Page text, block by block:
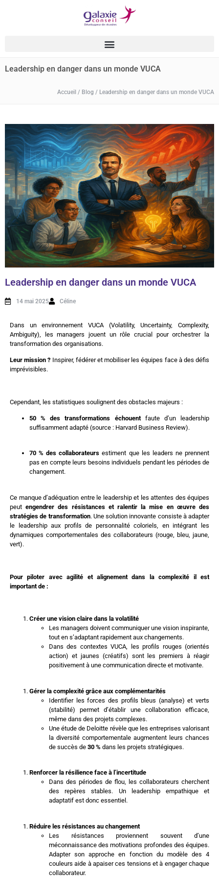
Leadership en danger dans un monde VUCA
Accueil / Blog / Leadership en danger dans un monde VUCA
Leadership en danger dans un monde VUCA
14 mai 2025 Céline
Dans un environnement VUCA (Volatility, Uncertainty, Complexity,
Ambiguity), les managers jouent un rôle crucial pour orchestrer la
transformation des organisations.
Leur mission ? Inspirer, fédérer et mobiliser les équipes face à des défis
imprévisibles.
Cependant, les statistiques soulignent des obstacles majeurs :
50 % des transformations échouentfaute d’un leadership
suffisamment adapté (source : Harvard Business Review).
70 % des collaborateurs estiment que les leaders ne prennent
pas en compte leurs besoins individuels pendant les périodes de
changement.
Ce manque d’adéquation entre le leadership et les attentes des équipes
peutengendrer des résistances et ralentir la mise en œuvre des
stratégies de transformation. Une solution innovante consiste à adapter
le leadership aux profils de personnalité coloriels, en intégrant les
dynamiques comportementales des collaborateurs (rouge, bleu, jaune,
vert).
Pour piloter avec agilité et alignement dans la complexité il est
important de :
Créer une vision claire dans la volatilité
Les managers doivent communiquer une vision inspirante,
tout en s’adaptant rapidement aux changements.
Dans des contextes VUCA, les profils rouges (orientés
action) et jaunes (créatifs) sont les premiers à réagir
positivement à une communication directe et motivante.
Gérer la complexité grâce aux complémentarités
Identifier les forces des profils bleus (analyse) et verts
(stabilité) permet d’établir une collaboration efficace,
même dans des projets complexes.
Une étude de Deloitte révèle que les entreprises valorisant
la diversité comportementale augmentent leurs chances
de succès de 30 % dans les projets stratégiques.
Renforcer la résilience face à l’incertitude
Dans des périodes de flou, les collaborateurs cherchent
des repères stables. Un leadership empathique et
adaptatif est donc essentiel.
Réduire les résistances au changement
Les résistances proviennent souvent d’une
méconnaissance des motivations profondes des équipes.
Adapter son approche en fonction du modèle des 4
couleurs aide à apaiser ces tensions et à engager chaque
collaborateur.